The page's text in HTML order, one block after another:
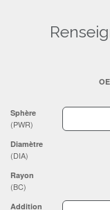
Sphère
(PWR)
Diamètre
(DIA)
Rayon
(BC)
Addition